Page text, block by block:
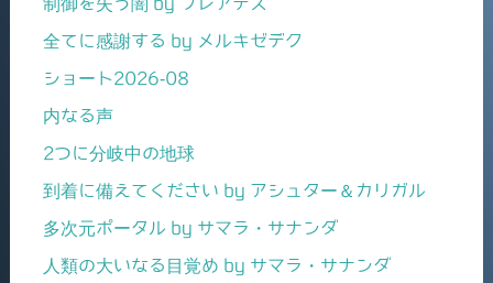
全てに感謝する by メルキゼデク
ショート2026-08
内なる声
2つに分岐中の地球
到着に備えてください by アシュター＆カリガル
多次元ポータル by サマラ・サナンダ
人類の大いなる目覚め by サマラ・サナンダ